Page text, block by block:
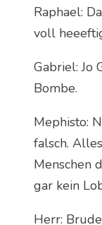
Raphael:
voll
Gabriel: Jo
Bombe.
Mephisto:
falsch.
Menschen
gar kein
Herr: